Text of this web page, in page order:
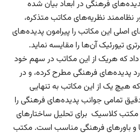
فرهنگی در ابعاد بیان شده
نظریه‌های مکاتب متذکره،
اصلی این مکاتب را پیرامون پدیده‌های
تیورئیک آن‌ها را مقایسه نماید.
که هریک از این مکاتب در سهم خود
پدیده‌های فرهنگی مطرح کرده، و در
هیچ یک از این مکاتب به تنهایی
تمامی جوانب پدیده‌های فرهنگی را
کلاسیک برای تحلیل ساختارهای
و باورهای فرهنگی مناسب است. مکتب